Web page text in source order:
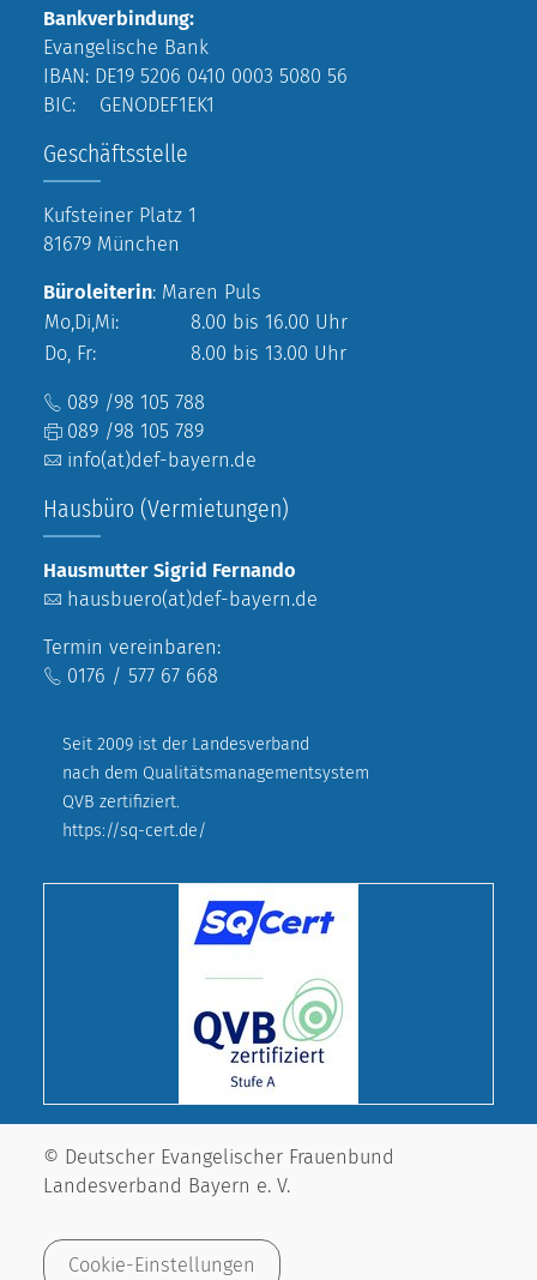
Bankverbindung:
Evangelische Bank
IBAN: DE19 5206 0410 0003 5080 56
BIC: GENODEF1EK1
Geschäftsstelle
Kufsteiner Platz 1
81679 München
Büroleiterin: Maren Puls
Mo,Di,Mi:
8.00 bis 16.00 Uhr
Do, Fr:
8.00 bis 13.00 Uhr
089 /98 105 788
089 /98 105 789
info(at)def-bayern.de
Hausbüro (Vermietungen)
Hausmutter Sigrid Fernando
hausbuero(at)def-bayern.de
Termin vereinbaren:
0176 / 577 67 668
Seit 2009 ist der Landesverband
nach dem Qualitätsmanagementsystem
QVB zertifiziert.
https://sq-cert.de/
© Deutscher Evangelischer Frauenbund
Landesverband Bayern e. V.
Cookie-Einstellungen